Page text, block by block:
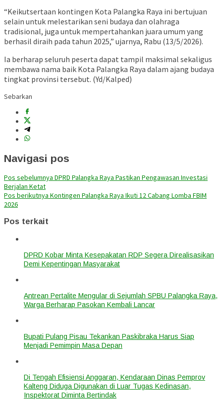
“Keikutsertaan kontingen Kota Palangka Raya ini bertujuan
selain untuk melestarikan seni budaya dan olahraga
tradisional, juga untuk mempertahankan juara umum yang
berhasil diraih pada tahun 2025,” ujarnya, Rabu (13/5/2026).
Ia berharap seluruh peserta dapat tampil maksimal sekaligus
membawa nama baik Kota Palangka Raya dalam ajang budaya
tingkat provinsi tersebut. (Yd/Kalped)
Sebarkan
Navigasi pos
Pos sebelumnya DPRD Palangka Raya Pastikan Pengawasan Investasi
Berjalan Ketat
Pos berikutnya Kontingen Palangka Raya Ikuti 12 Cabang Lomba FBIM
2026
Pos terkait
DPRD Kobar Minta Kesepakatan RDP Segera Direalisasikan
Demi Kepentingan Masyarakat
Antrean Pertalite Mengular di Sejumlah SPBU Palangka Raya,
Warga Berharap Pasokan Kembali Lancar
Bupati Pulang Pisau Tekankan Paskibraka Harus Siap
Menjadi Pemimpin Masa Depan
Di Tengah Efisiensi Anggaran, Kendaraan Dinas Pemprov
Kalteng Diduga Digunakan di Luar Tugas Kedinasan,
Inspektorat Diminta Bertindak